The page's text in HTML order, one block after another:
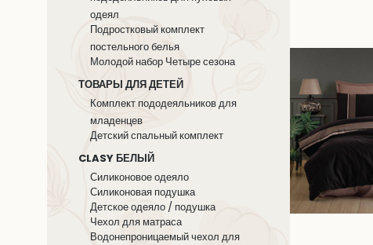
одеял
Подростковый комплект
постельного белья
Молодой набор Четыре сезона
ТОВАРЫ ДЛЯ ДЕТЕЙ
Комплект пододеяльников для
младенцев
Детский спальный комплект
CLASY БЕЛЫЙ
Силиконовое одеяло
Силиконовая подушка
Детское одеяло / подушка
Чехол для матраса
Водонепроницаемый чехол для